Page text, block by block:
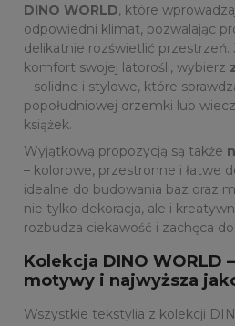
DINO WORLD, które
odpowiedni klimat, pozwalając
delikatnie rozświetlić przestrzeń.
komfort swojej latorośli, wybierz
– solidne i stylowe, które
popołudniowej drzemki lub
książek.
Wyjątkową propozycją są także
– kolorowe, przestronne i łatwe
idealne do budowania baz oraz
nie tylko dekoracja, ale i
rozbudza ciekawość i zachęca
Kolekcja DINO WORLD
motywy i najwyższa
Wszystkie tekstylia z kolekcji